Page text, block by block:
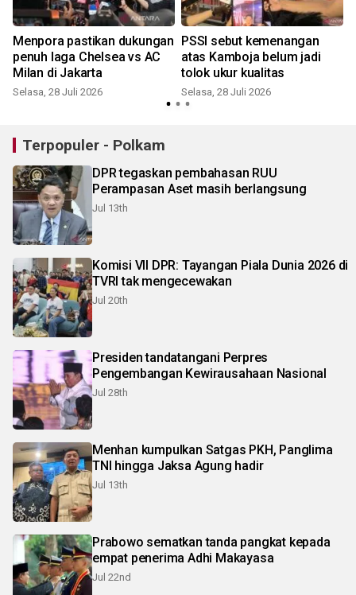
Menpora pastikan dukungan
penuh laga Chelsea vs AC
Milan di Jakarta
Selasa, 28 Juli 2026
PSSI sebut kemenangan
atas Kamboja belum jadi
tolok ukur kualitas
Selasa, 28 Juli 2026
Terpopuler - Polkam
DPR tegaskan pembahasan RUU
Perampasan Aset masih berlangsung
Jul 13th
Komisi VII DPR: Tayangan Piala Dunia 2026 di
TVRI tak mengecewakan
Jul 20th
Presiden tandatangani Perpres
Pengembangan Kewirausahaan Nasional
Jul 28th
Menhan kumpulkan Satgas PKH, Panglima
TNI hingga Jaksa Agung hadir
Jul 13th
Prabowo sematkan tanda pangkat kepada
empat penerima Adhi Makayasa
Jul 22nd